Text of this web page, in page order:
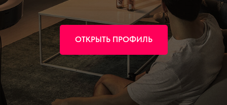
ОТКРЫТЬ ПРОФИЛЬ